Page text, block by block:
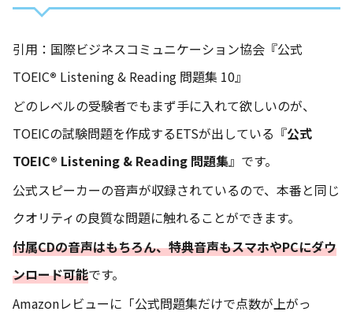
引用：国際ビジネスコミュニケーション協会『公式
TOEIC® Listening & Reading 問題集 10』
どのレベルの受験者でもまず手に入れて欲しいのが、
TOEICの試験問題を作成するETSが出している『公式
TOEIC® Listening & Reading 問題集』です。
公式スピーカーの音声が収録されているので、本番と同じ
クオリティの良質な問題に触れることができます。
付属CDの音声はもちろん、特典音声もスマホやPCにダウ
ンロード可能です。
Amazonレビューに「公式問題集だけで点数が上がっ